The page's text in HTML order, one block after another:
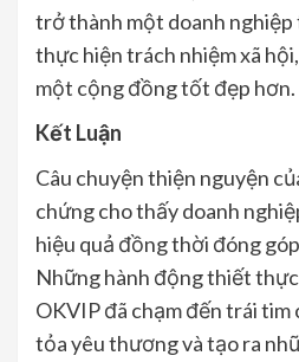
trở thành một doanh
thực hiện trách nhiệm xã
một cộng đồng tốt đẹp hơn.
Kết Luận
Câu chuyện thiện nguyện
chứng cho thấy doanh
hiệu quả đồng thời đóng
Những hành động thiết thực
OKVIP đã chạm đến trái tim
tỏa yêu thương và tạo ra